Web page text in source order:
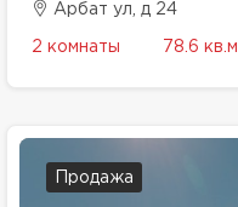
Арбат ул, д 24
2 комнаты 78.6 кв.м.
Продажа